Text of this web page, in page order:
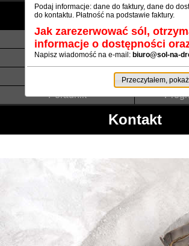
Informacje
Termin realizacji
Poradnik
Kontakt
Podaj informacje: dane do faktury, dane do
do kontaktu. Płatność na podstawie faktury.
Jak zarezerwować sól,
informacje o dostępności
Napisz wiadomość na e-mail: biuro@sol-na-
Przeczytałem,